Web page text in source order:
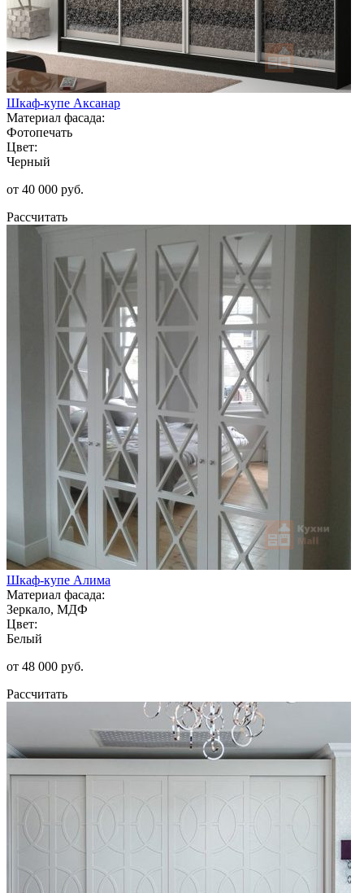
Шкаф-купе Аксанар
Материал фасада:
Фотопечать
Цвет:
Черный
от 40 000 руб.
Рассчитать
Шкаф-купе Алима
Материал фасада:
Зеркало, МДФ
Цвет:
Белый
от 48 000 руб.
Рассчитать